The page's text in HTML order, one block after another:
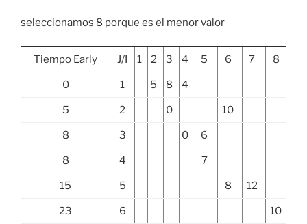
seleccionamos 8 porque es el menor valor
Tiempo Early J/I 1 2 3 4 5 6 7 8
0 1 5 8 4
5 2 0 10
8 3 0 6
8 4 7
15 5 8 12
23 6 10